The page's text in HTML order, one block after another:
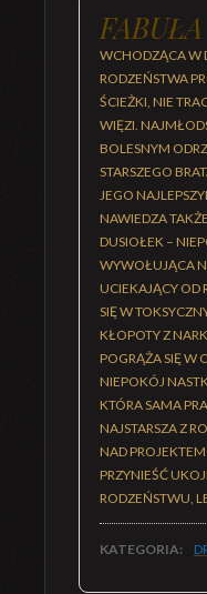
FABUŁA
WCHODZĄCA W
RODZEŃSTWA
ŚCIEŻKI, NIE
WIĘZI.
BOLESNYM
STARSZEGO
JEGO
NAWIEDZA
DUSIOŁEK –
WYWOŁUJĄCA
UCIEKAJĄCY OD
SIĘ W
KŁOPOTY Z
POGRĄŻA SIĘ W
NIEPOKÓJ
KTÓRA SAMA
NAJSTARSZA Z
NAD
PRZYNIEŚĆ
RODZEŃSTWU,
KATEGORIA: